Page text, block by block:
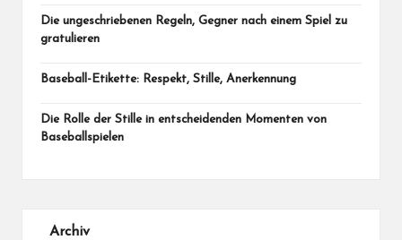
Die ungeschriebenen Regeln, Gegner nach einem Spiel zu
gratulieren
Baseball-Etikette: Respekt, Stille, Anerkennung
Die Rolle der Stille in entscheidenden Momenten von
Baseballspielen
Archiv